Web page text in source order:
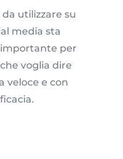
utilizzare su
media sta
per
voglia dire
veloce e con